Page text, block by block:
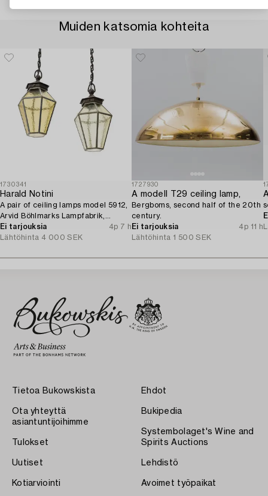
Muiden katsomia kohteita
1730341
Harald Notini
A pair of ceiling lamps model 5912,
Arvid Böhlmarks Lampfabrik,
Stockholm, 1920s.
Ei tarjouksia
4p 7 h
Lähtöhinta 4 000 SEK
1727930
A modell T29 ceiling lamp,
Bergboms, second half of the 20th
century.
Ei tarjouksia
4p 11 h
Lähtöhinta 1 500 SEK
Tietoa Bukowskista
Ota yhteyttä
asiantuntijoihimme
Tulokset
Uutiset
Kotiarviointi
Ehdot
Bukipedia
Systembolaget's Wine and
Spirits Auctions
Lehdistö
Avoimet työpaikat